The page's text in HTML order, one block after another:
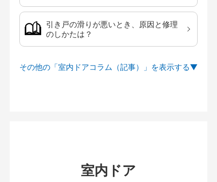
引き戸の滑りが悪いとき、原因と修理
のしかたは？
その他の「室内ドアコラム（記事）」を
室内ドア